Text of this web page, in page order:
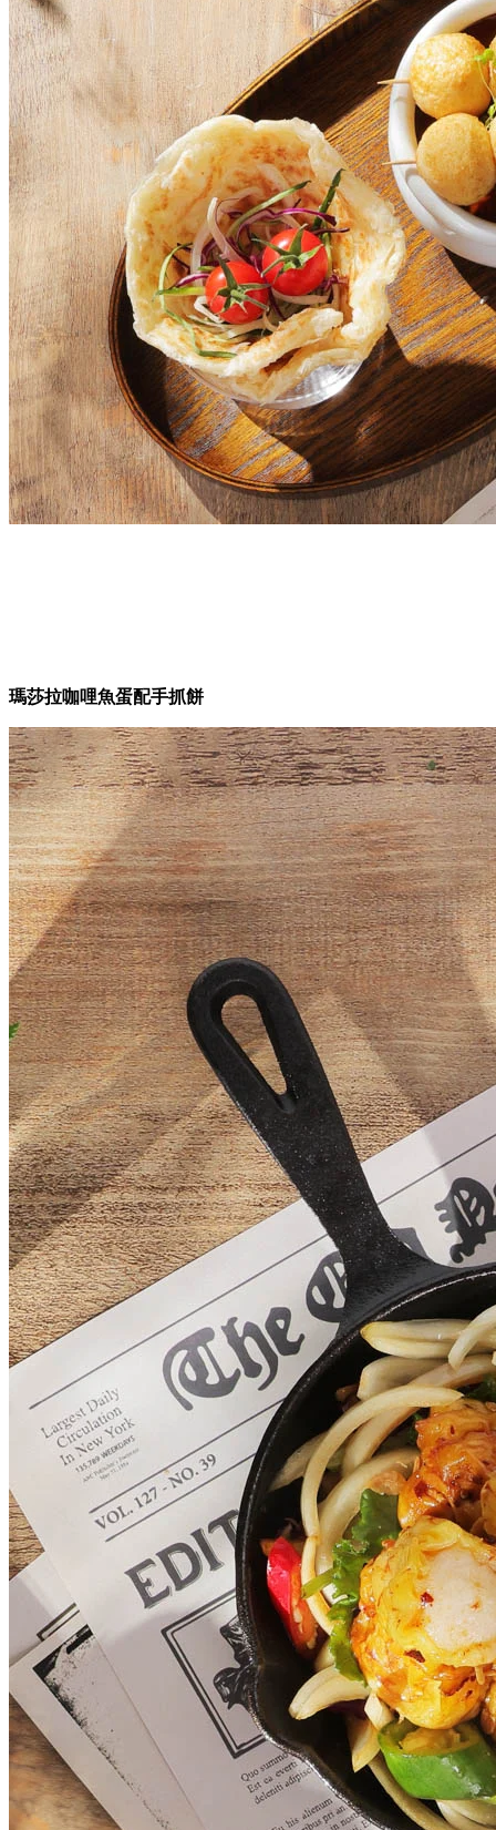
瑪莎拉咖哩魚蛋配手抓餅